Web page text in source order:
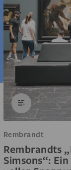
Rembrandt
Rembrandts
Simsons“: